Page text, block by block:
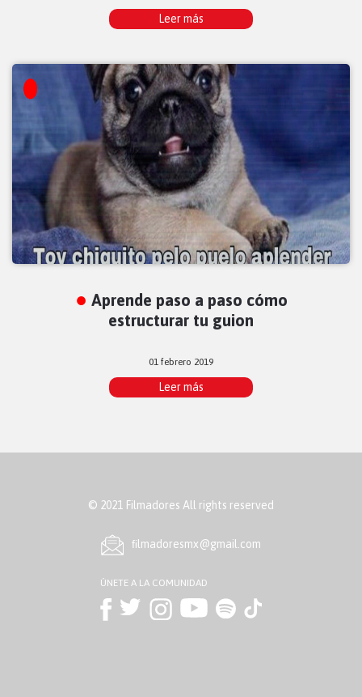
Leer más
Aprende paso a paso cómo
estructurar tu guion
01 febrero 2019
Leer más
© 2021 Filmadores All rights reserved
ﬁlmadoresmx@gmail.com
ÚNETE A LA COMUNIDAD